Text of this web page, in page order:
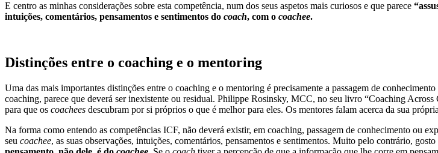
E centro as minhas considerações sobre esta competência, num dos seus aspetos mais curiosos e que parece
intuições, comentários, pensamentos e sentimentos do coach, com o coachee.
Distinções entre o coaching e o mentoring
Uma das mais importantes distinções entre o coaching e o mentoring é precisamente a passagem de
coaching, parece que deverá ser inexistente ou residual. Philippe Rosinsky, MCC, no seu livro “Coaching
para que os coachees descubram por si próprios o que é melhor para eles. Os mentores falam acerca da sua
Na forma como entendo as competências ICF, não deverá existir, em coaching, passagem de conhecimento ou
seu coachee, as suas observações, intuições, comentários, pensamentos e sentimentos. Muito pelo contrário, gosto